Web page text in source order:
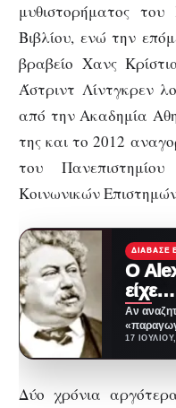
μυθιστορήματος
Βιβλίου, ενώ την
βραβείο Χανς
Άστριντ Λίντγκρεν
από την Ακαδημία
της και το 2012
του
Κοινωνικών
ΔΙΆΒΑΣΕ
Ο
Αν
Alexandre
17
Δύο χρόνια